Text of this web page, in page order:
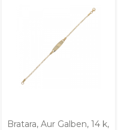
Bratara, Aur Galben, 14 k,